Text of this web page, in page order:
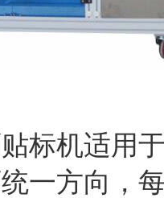
标机适用
一方向，